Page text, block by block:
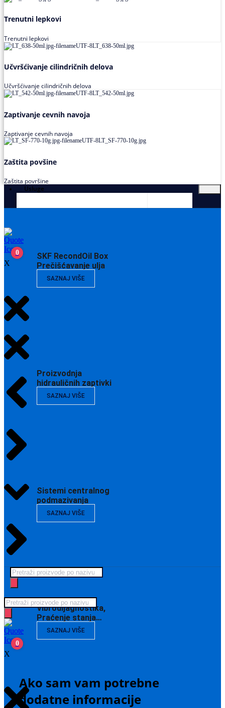
Trenutni lepkovi
Trenutni lepkovi
Učvršćivanje cilindričnih delova
Učvršćivanje cilindričnih delova
Zaptivanje cevnih navoja
Zaptivanje cevnih navoja
Zaštita povšine
Zaštita površine
Usluge
SKF RecondOil Box
Prečišćavanje ulja
SAZNAJ VIŠE
Proizvodnja
hidrauličnih zaptivki
SAZNAJ VIŠE
Sistemi centralnog
podmazivanja
SAZNAJ VIŠE
Vibrodijagnostika,
Praćenje stanja…
SAZNAJ VIŠE
Ako sam vam potrebne
dodatne informacije
0
X
Products
search
Products
search
0
X